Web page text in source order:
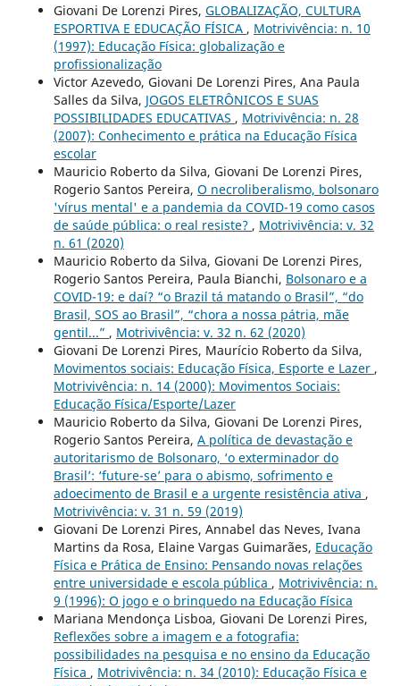
Giovani De Lorenzi Pires, GLOBALIZAÇÃO, CULTURA
ESPORTIVA E EDUCAÇÃO FÍSICA , Motrivivência: n. 10
(1997): Educação Física: globalização e
profissionalização
Victor Azevedo, Giovani De Lorenzi Pires, Ana Paula
Salles da Silva, JOGOS ELETRÔNICOS E SUAS
POSSIBILIDADES EDUCATIVAS , Motrivivência: n. 28
(2007): Conhecimento e prática na Educação Física
escolar
Mauricio Roberto da Silva, Giovani De Lorenzi Pires,
Rogerio Santos Pereira, O necroliberalismo, bolsonaro
'vírus mental' e a pandemia da COVID-19 como casos
de saúde pública: o real resiste? , Motrivivência: v. 32
n. 61 (2020)
Mauricio Roberto da Silva, Giovani De Lorenzi Pires,
Rogerio Santos Pereira, Paula Bianchi, Bolsonaro e a
COVID-19: e daí? “o Brazil tá matando o Brasil”, “do
Brasil, SOS ao Brasil”, “chora a nossa pátria, mãe
gentil...” , Motrivivência: v. 32 n. 62 (2020)
Giovani De Lorenzi Pires, Maurício Roberto da Silva,
Movimentos sociais: Educação Física, Esporte e Lazer ,
Motrivivência: n. 14 (2000): Movimentos Sociais:
Educação Física/Esporte/Lazer
Mauricio Roberto da Silva, Giovani De Lorenzi Pires,
Rogerio Santos Pereira, A política de devastação e
autoritarismo de Bolsonaro, ‘o exterminador do
Brasil’: ‘future-se’ para o abismo, sofrimento e
adoecimento de Brasil e a urgente resistência ativa ,
Motrivivência: v. 31 n. 59 (2019)
Giovani De Lorenzi Pires, Annabel das Neves, Ivana
Martins da Rosa, Elaine Vargas Guimarães, Educação
Física e Prática de Ensino: Pensando novas relações
entre universidade e escola pública , Motrivivência: n.
9 (1996): O jogo e o brinquedo na Educação Física
Mariana Mendonça Lisboa, Giovani De Lorenzi Pires,
Reflexões sobre a imagem e a fotografia:
possibilidades na pesquisa e no ensino da Educação
Física , Motrivivência: n. 34 (2010): Educação Física e